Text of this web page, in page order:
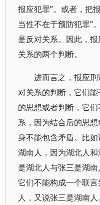
报应犯罪”。或者，把
当性不在于预防犯罪”
是反对关系。因此，
关系的两个判断。
进而言之，报应
对关系的判断，它们
的思想或者判断，它
系，因为结合后的思
身不能包含矛盾。比
湖南人，因为湖北人
是湖北人与张三是湖
它们不能构成一个联
人，又说张三是湖南